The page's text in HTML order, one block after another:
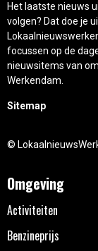
Het laatste nieuws
volgen? Dat doe je
focussen op de
nieuwsitems van
Werkendam.
Sitemap
©
Omgeving
Activiteiten
Benzineprijs